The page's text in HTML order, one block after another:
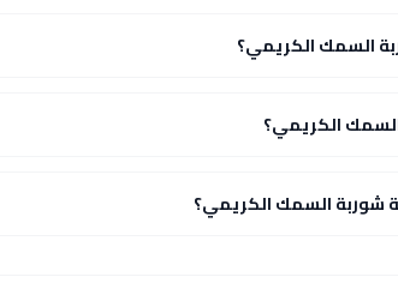
السمك الكريمي؟
الكريمي؟
السمك الكريمي؟